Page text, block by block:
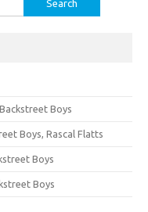
Boys
Boys, Rascal Flatts
Boys
Boys